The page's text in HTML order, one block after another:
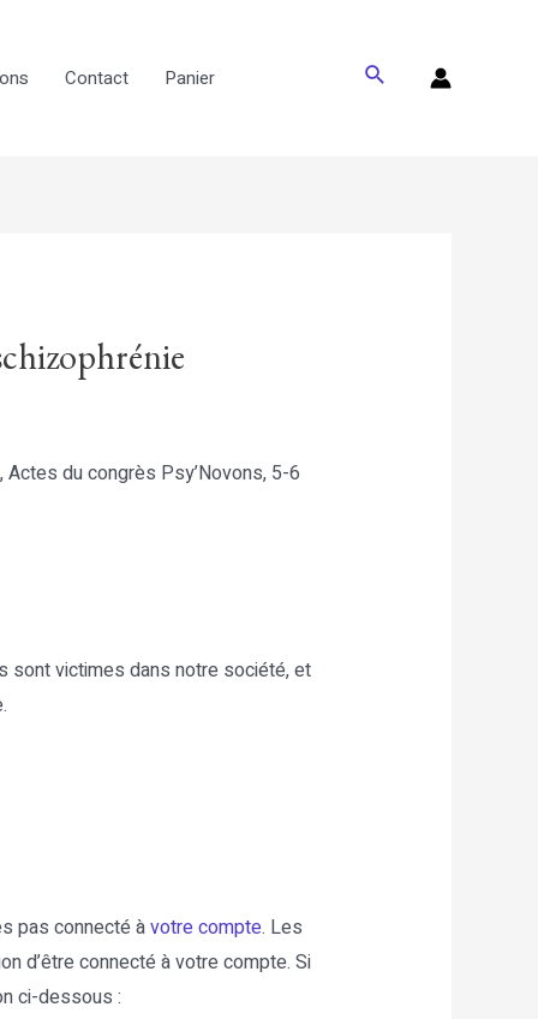
Contact Panier Rechercher
du congrès Psy’Novons, 5-6
sont victimes dans notre société, et
pas connecté àvotre compte. Les
d’être connecté à votre compte. Si
ci-dessous :